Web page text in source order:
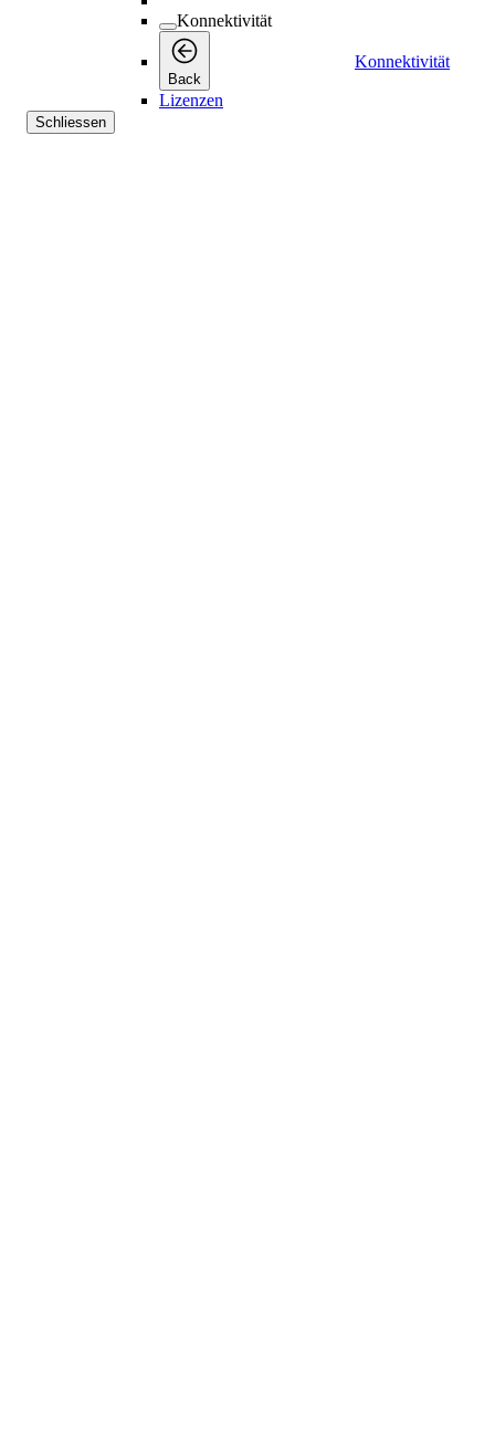
Konnektivität
Back
Konnektivität
Lizenzen
Schliessen